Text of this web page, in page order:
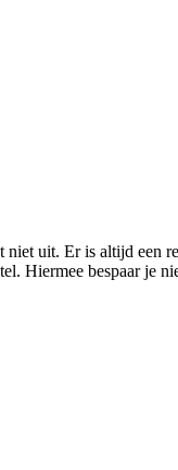
uit. Er is altijd een
Hiermee bespaar je